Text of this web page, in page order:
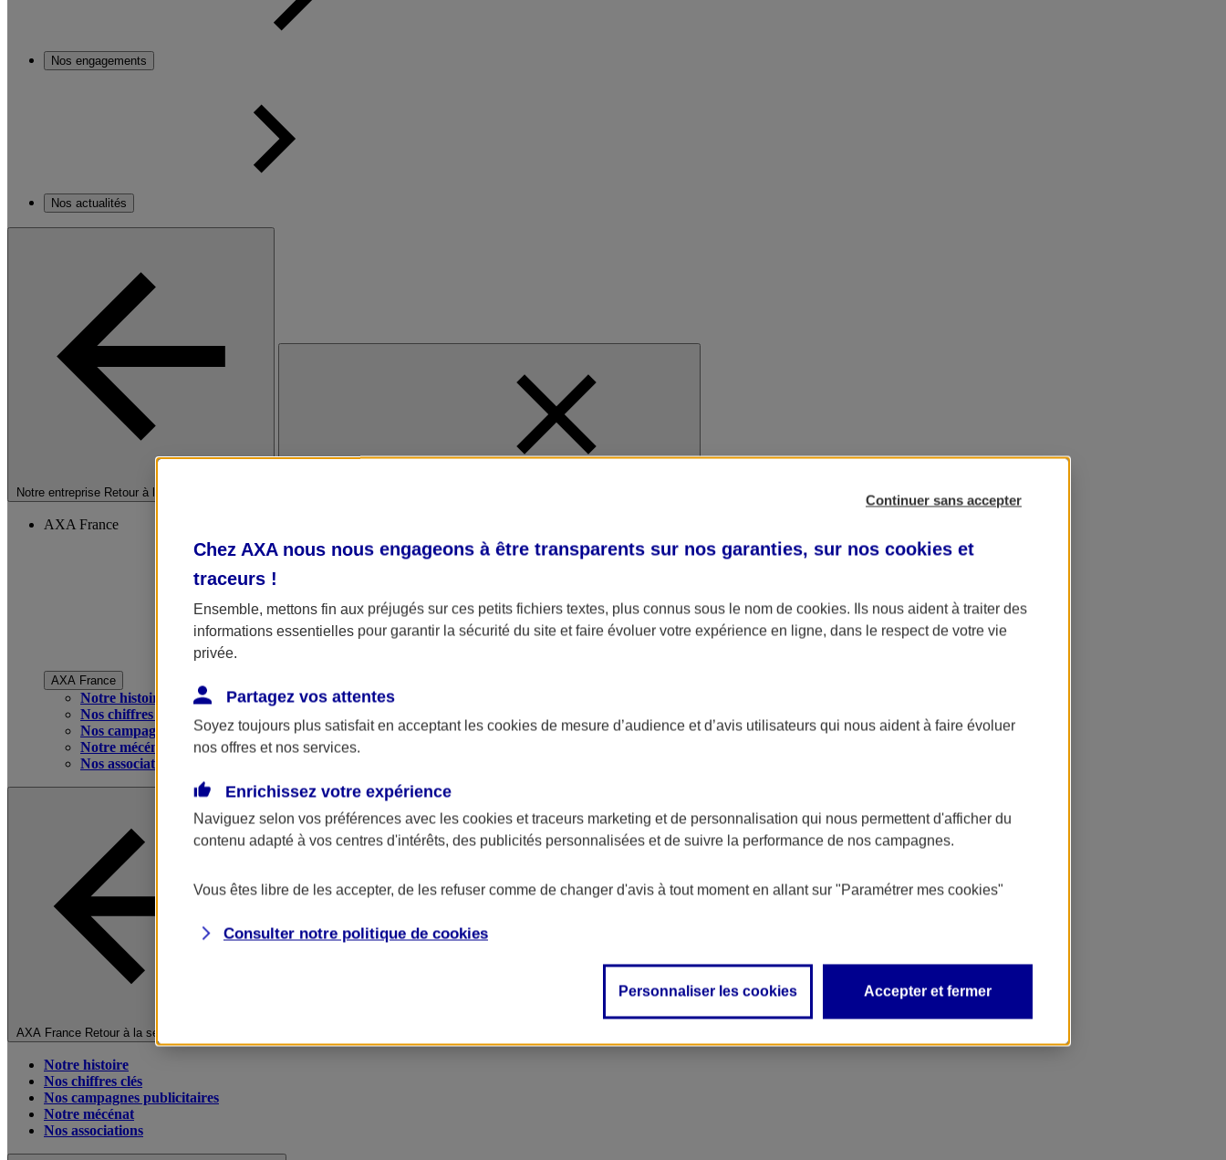
Nos engagements
Nos actualités
Notre entreprise Retour à la section précédente
AXA France
AXA France
Notre histoire
Nos chiffres clés
Nos campagnes publicitaires
Notre mécénat
Nos associations
AXA France Retour à la section précédente
Notre histoire
Nos chiffres clés
Nos campagnes publicitaires
Notre mécénat
Nos associations
Continuer sans accepter
Chez AXA nous nous engageons à être transparents sur nos garanties, sur nos cookies et
traceurs !
Ensemble, mettons fin aux préjugés sur ces petits fichiers textes, plus connus sous le nom de cookies. Ils nous aident à traiter des
informations essentielles pour garantir la sécurité du site et faire évoluer votre expérience en ligne, dans le respect de votre vie
privée.
Partagez vos attentes
Soyez toujours plus satisfait en acceptant les cookies de mesure d’audience et d’avis utilisateurs qui nous aident à faire évoluer
nos offres et nos services.
Enrichissez votre expérience
Naviguez selon vos préférences avec les cookies et traceurs marketing et de personnalisation qui nous permettent d'afficher du
contenu adapté à vos centres d'intérêts, des publicités personnalisées et de suivre la performance de nos campagnes.
Vous êtes libre de les accepter, de les refuser comme de changer d'avis à tout moment en allant sur "Paramétrer mes cookies"
Consulter notre politique de cookies
Personnaliser les cookies Accepter et fermer